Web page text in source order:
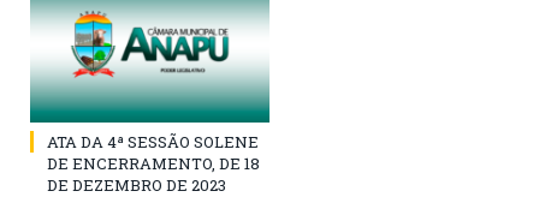
ATA DA 4ª SESSÃO SOLENE
DE ENCERRAMENTO, DE 18
DE DEZEMBRO DE 2023